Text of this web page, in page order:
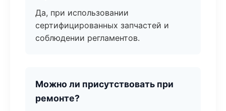
Да, при использовании
сертифицированных запчастей и
соблюдении регламентов.
Можно ли присутствовать при
ремонте?